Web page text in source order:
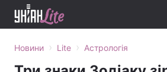
Новини › Lite › Астрологія